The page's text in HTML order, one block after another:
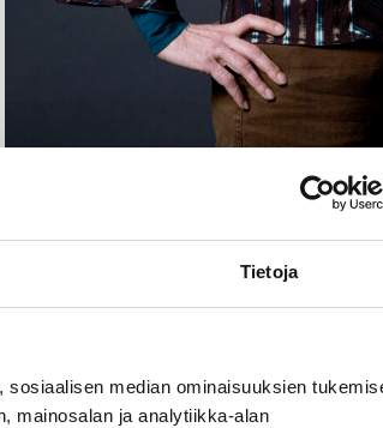
Tietoja
median ominaisuuksien
mainosalan ja analytiikka-alan